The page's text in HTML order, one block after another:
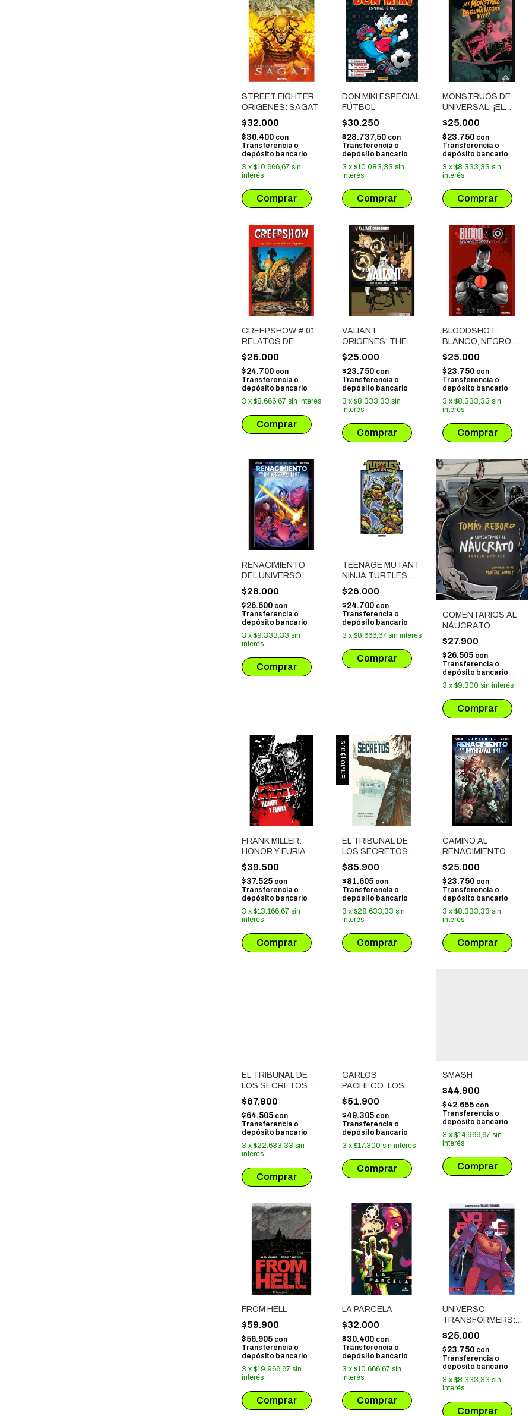
STREET FIGHTER
ORIGENES: SAGAT
$32.000
$30.400 con
Transferencia o
depósito bancario
3 x $10.666,67 sin
interés
DON MIKI ESPECIAL
FÚTBOL
$30.250
$28.737,50 con
Transferencia o
depósito bancario
3 x $10.083,33 sin
interés
MONSTRUOS DE
UNIVERSAL: ¡EL
MONSTRUO DE LA
LAGUNA NEGRA
VIVE!
$25.000
$23.750 con
Transferencia o
depósito bancario
3 x $8.333,33 sin
interés
CREEPSHOW # 01:
RELATOS DE
SUSPENSE Y
TERROR
$26.000
$24.700 con
Transferencia o
depósito bancario
3 x $8.666,67 sin interés
VALIANT
ORIGENES: THE
VALIANT
$25.000
$23.750 con
Transferencia o
depósito bancario
3 x $8.333,33 sin
interés
BLOODSHOT:
BLANCO, NEGRO Y
SANGRE
$25.000
$23.750 con
Transferencia o
depósito bancario
3 x $8.333,33 sin
interés
RENACIMIENTO
DEL UNIVERSO
VALIANT
$28.000
$26.600 con
Transferencia o
depósito bancario
3 x $9.333,33 sin
interés
TEENAGE MUTANT
NINJA TURTLES :
ESPECIAL 40
ANIVERSARIO
$26.000
$24.700 con
Transferencia o
depósito bancario
3 x $8.666,67 sin interés
COMENTARIOS AL
NÁUCRATO
$27.900
$26.505 con
Transferencia o
depósito bancario
3 x $9.300 sin interés
FRANK MILLER:
HONOR Y FURIA
$39.500
$37.525 con
Transferencia o
depósito bancario
3 x $13.166,67 sin
interés
Envío gratis
EL TRIBUNAL DE
LOS SECRETOS #
02
$85.900
$81.605 con
Transferencia o
depósito bancario
3 x $28.633,33 sin
interés
CAMINO AL
RENACIMIENTO
DEL UNIVERSO
VALIANT
$25.000
$23.750 con
Transferencia o
depósito bancario
3 x $8.333,33 sin
interés
EL TRIBUNAL DE
LOS SECRETOS #
01
$67.900
$64.505 con
Transferencia o
depósito bancario
3 x $22.633,33 sin
interés
CARLOS
PACHECO: LOS
AÑOS DE FORUM
$51.900
$49.305 con
Transferencia o
depósito bancario
3 x $17.300 sin interés
SMASH
$44.900
$42.655 con
Transferencia o
depósito bancario
3 x $14.966,67 sin
interés
FROM HELL
$59.900
$56.905 con
Transferencia o
depósito bancario
3 x $19.966,67 sin
interés
LA PARCELA
$32.000
$30.400 con
Transferencia o
depósito bancario
3 x $10.666,67 sin
interés
UNIVERSO
TRANSFORMERS:
VOID RIVALS # 03
LA LLAVE DEL
VECTOR THETA
$25.000
$23.750 con
Transferencia o
depósito bancario
3 x $8.333,33 sin
interés